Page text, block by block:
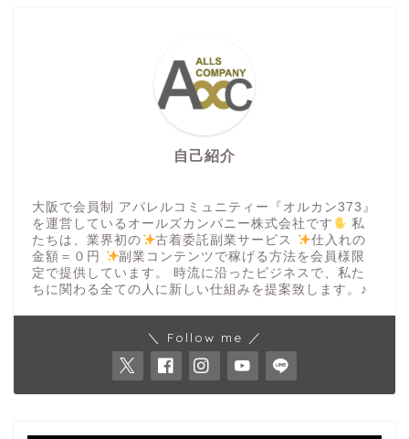
自己紹介
大阪で会員制 アパレルコミュニティー『オルカン373』
を運営しているオールズカンパニー株式会社です
私
たちは、業界初の
古着委託副業サービス
仕入れの
金額＝０円
副業コンテンツで稼げる方法を会員様限
定で提供しています。 時流に沿ったビジネスで、私た
ちに関わる全ての人に新しい仕組みを提案致します。♪
＼ Follow me ／